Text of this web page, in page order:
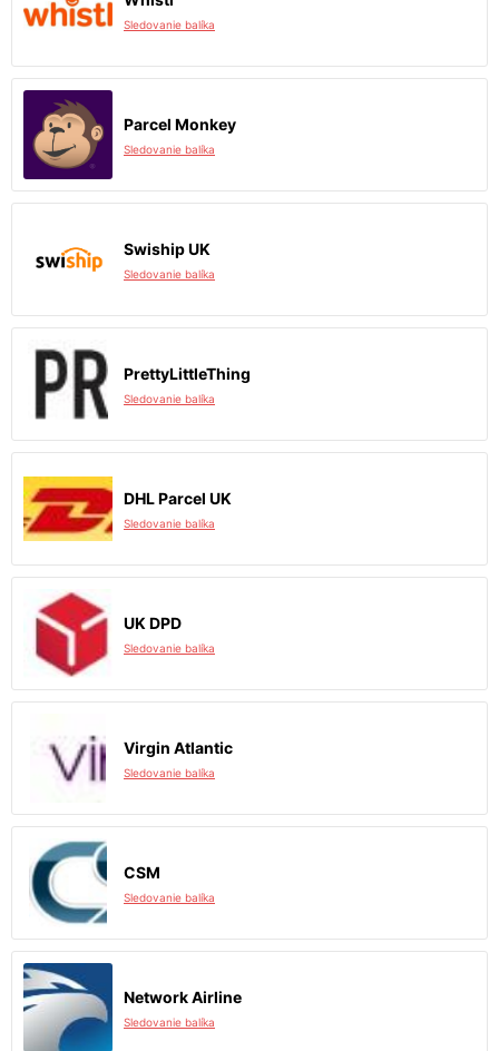
Sledovanie balíka
Parcel Monkey
Sledovanie balíka
Swiship UK
Sledovanie balíka
PrettyLittleThing
Sledovanie balíka
DHL Parcel UK
Sledovanie balíka
UK DPD
Sledovanie balíka
Virgin Atlantic
Sledovanie balíka
CSM
Sledovanie balíka
Network Airline
Sledovanie balíka